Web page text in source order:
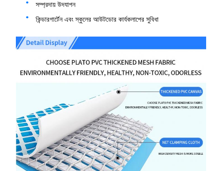
সম্প্রদায় উদযাপন
কিন্ডারগার্টেন এবং স্কুলের আউটডোর কার্যকলাপের সুবিধা